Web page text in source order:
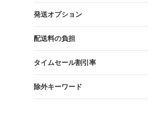
発送オプション
配送料の負担
タイムセール割引率
除外キーワード